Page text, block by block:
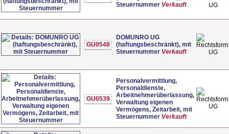
Steuernummer Verkauft UG
GU0548
DOMUNRO UG
(haftungsbeschränkt), mit
Steuernummer Verkauft UG
GU0539
Personalvermittlung,
Personaldienste,
Arbeitnehmerüberlassung,
Verwaltung eigenen
Vermögens, Zeitarbeit, mit
Steuernummer Verkauft
UG